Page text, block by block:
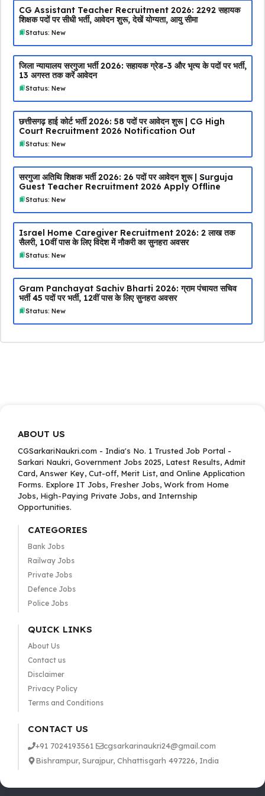
CG Assistant Teacher Recruitment 2026: 2292 सहायक
शिक्षक पदों पर सीधी भर्ती, आवेदन शुरू, देखें योग्यता, आयु सीमा
Status: New
जिला न्यायालय सरगुजा भर्ती 2026: सहायक ग्रेड-3 और भृत्य के पदों पर भर्ती,
13 अगस्त तक करें आवेदन
Status: New
छत्तीसगढ़ हाई कोर्ट भर्ती 2026: 58 पदों पर आवेदन शुरू | CG High
Court Recruitment 2026 Notification Out
Status: New
सरगुजा अतिथि शिक्षक भर्ती 2026: 26 पदों पर आवेदन शुरू | Surguja
Guest Teacher Recruitment 2026 Apply Offline
Status: New
Israel Home Caregiver Recruitment 2026: ₹2 लाख तक
सैलरी, 10वीं पास के लिए विदेश में नौकरी का सुनहरा अवसर
Status: New
Gram Panchayat Sachiv Bharti 2026: ग्राम पंचायत सचिव
भर्ती 45 पदों पर भर्ती, 12वीं पास के लिए सुनहरा अवसर
Status: New
ABOUT US
CGSarkariNaukri.com - India's No. 1 Trusted Job Portal -
Sarkari Naukri, Government Jobs 2025, Latest Results, Admit
Card, Answer Key, Cut-off, Merit List, and Online Application
Forms. Explore IT Jobs, Fresher Jobs, Work from Home
Jobs, High-Paying Private Jobs, and Internship
Opportunities.
CATEGORIES
Bank Jobs
Railway Jobs
Private Jobs
Defence Jobs
Police Jobs
QUICK LINKS
About Us
Contact us
Disclaimer
Privacy Policy
Terms and Conditions
CONTACT US
+91 7024193561
cgsarkarinaukri24@gmail.com
Bishrampur, Surajpur, Chhattisgarh 497226, India